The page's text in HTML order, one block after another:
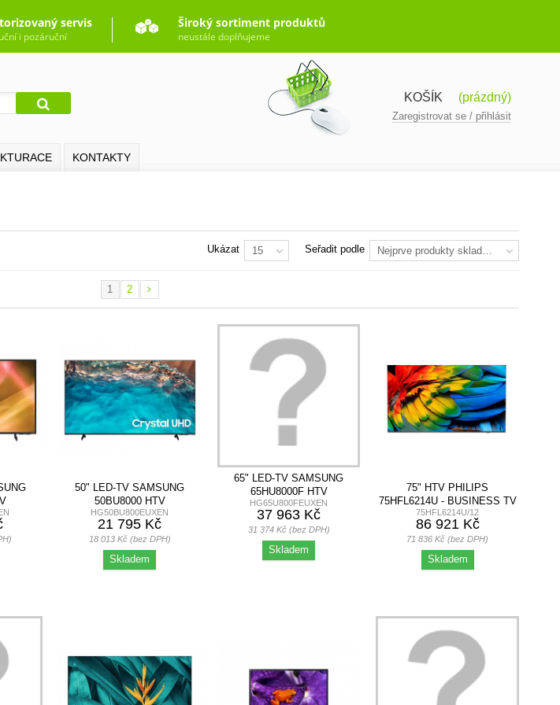
servis
i pozáruční
Široký sortiment produktů
neustále doplňujeme
KOŠÍK (prázdný)
Zaregistrovat se / přihlásit
KONTAKTY
Seřadit podle Nejprve produkty skladem
Ukázat 15
1 2
50" LED-TV SAMSUNG
50BU8000 HTV
HG50BU800EUXEN
21 795 Kč
18 013 Kč (bez DPH)
Skladem
65" LED-TV SAMSUNG
65HU8000F HTV
HG65U800FEUXEN
37 963 Kč
31 374 Kč (bez DPH)
Skladem
75" HTV PHILIPS
75HFL6214U - BUSINESS TV
75HFL6214U/12
86 921 Kč
71 836 Kč (bez DPH)
Skladem